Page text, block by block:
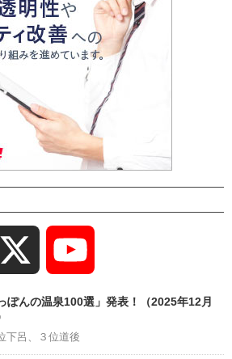
Channel
ぽんの温泉100選」発表！（2025年12月
下呂、３位道後